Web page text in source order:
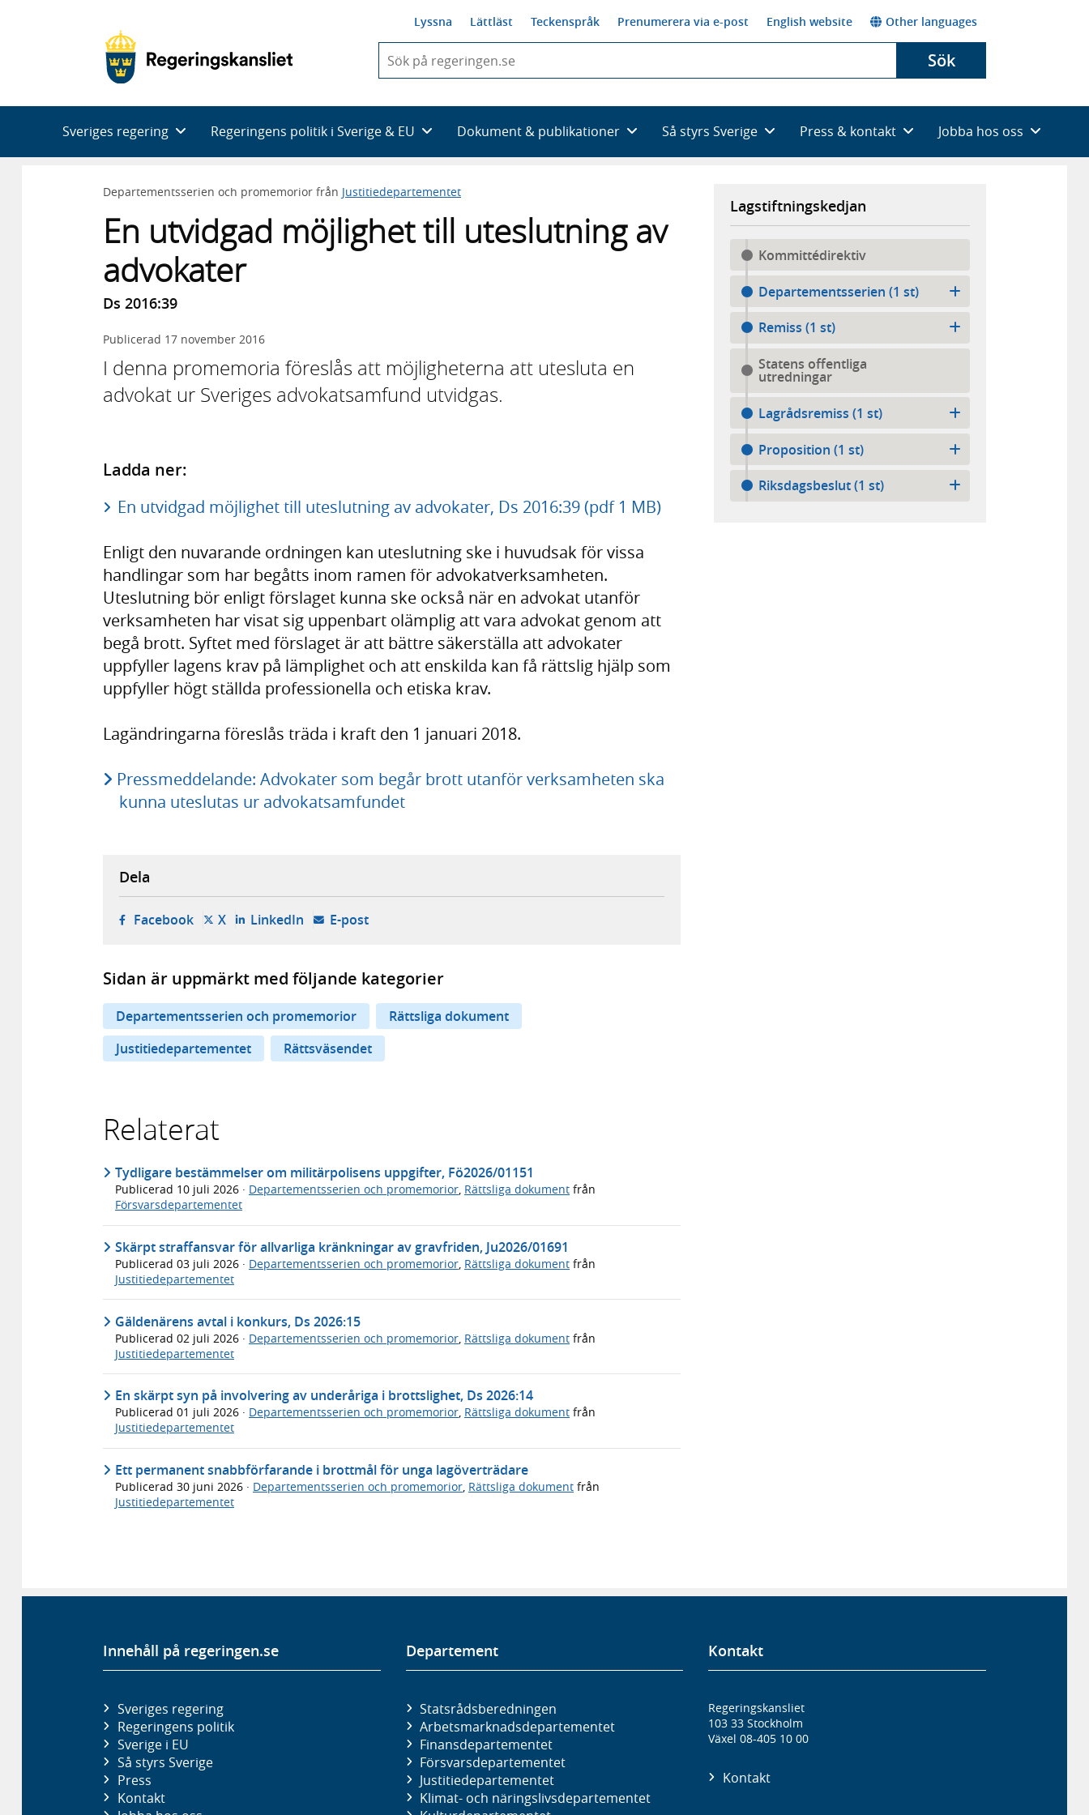
Lyssna Lättläst Teckenspråk Prenumerera via e-post English website Other languages
du
skriva
framträder
en
med
Sök
Sveriges regering Regeringens politik i Sverige & EU Dokument & publikationer Så styrs Sverige Press & kontakt Jobba hos oss
Departementsserien och promemorior från Justitiedepartementet
En utvidgad möjlighet till uteslutning av
advokater
Ds 2016:39
Publicerad 17 november 2016
I denna promemoria föreslås att möjligheterna att utesluta en
advokat ur Sveriges advokatsamfund utvidgas.
Ladda ner:
En utvidgad möjlighet till uteslutning av advokater, Ds 2016:39 (pdf 1 MB)
Enligt den nuvarande ordningen kan uteslutning ske i huvudsak för vissa
handlingar som har begåtts inom ramen för advokatverksamheten.
Uteslutning bör enligt förslaget kunna ske också när en advokat utanför
verksamheten har visat sig uppenbart olämplig att vara advokat genom att
begå brott. Syftet med förslaget är att bättre säkerställa att advokater
uppfyller lagens krav på lämplighet och att enskilda kan få rättslig hjälp som
uppfyller högt ställda professionella och etiska krav.
Lagändringarna föreslås träda i kraft den 1 januari 2018.
Pressmeddelande: Advokater som begår brott utanför verksamheten ska
kunna uteslutas ur advokatsamfundet
Lagstiftningskedjan
Kommittédirektiv
Departementsserien (1 st)
Remiss (1 st)
Statens offentliga
utredningar
Lagrådsremiss (1 st)
Proposition (1 st)
Riksdagsbeslut (1 st)
Dela
Facebook- öppnas i ny flik, extern webbplats,
X- öppnas i ny flik, extern webbplats,
LinkedIn- öppnas i ny flik, extern webbplats,
E-post- öppnar din e-postklient,
Sidan är uppmärkt med följande kategorier
Departementsserien och promemorior
Rättsliga dokument
Justitiedepartementet
Rättsväsendet
Relaterat
Tydligare bestämmelser om militärpolisens uppgifter, Fö2026/01151
Publicerad 10 juli 2026 · Departementsserien och promemorior, Rättsliga dokument från
Försvarsdepartementet
Skärpt straffansvar för allvarliga kränkningar av gravfriden, Ju2026/01691
Publicerad 03 juli 2026 · Departementsserien och promemorior, Rättsliga dokument från
Justitiedepartementet
Gäldenärens avtal i konkurs, Ds 2026:15
Publicerad 02 juli 2026 · Departementsserien och promemorior Rättsliga dokument från
Justitiedepartementet
En skärpt syn på involvering av underåriga i brottslighet, Ds 2026:14
Publicerad 01 juli 2026 · Departementsserien och promemorior, Rättsliga dokument från
Justitiedepartementet
Ett permanent snabbförfarande i brottmål för unga lagöverträdare
Publicerad 30 juni 2026 · Departementsserien och promemorior, Rättsliga dokument från
Justitiedepartementet
Innehåll på regeringen.se
Sveriges regering
Regeringens politik
Sverige i EU
Så styrs Sverige
Press
Kontakt
Departement
Statsrådsberedningen
Arbetsmarknads­departementet
Finans­departementet
Försvars­departementet
Justitie­departementet
Klimat- och näringslivs­departementet
Kontakt
Regeringskansliet
103 33 Stockholm
Växel 08-405 10 00
Kontakt